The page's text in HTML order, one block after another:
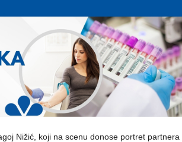
Nižić, koji na scenu donose portret partnera